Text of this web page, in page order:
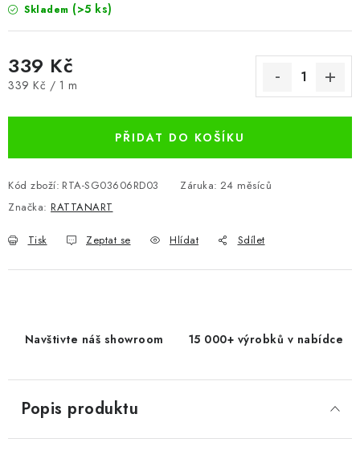
Skladem (>5 ks)
339 Kč
Měrná cena:
339 Kč / 1 m
PŘIDAT DO KOŠÍKU
Kód zboží: RTA-SG03606RD03 Záruka: 24 měsíců
Značka: RATTANART
Tisk Zeptat se Hlídat Sdílet
Navštivte náš showroom 15 000+ výrobků v nabídce
Popis produktu